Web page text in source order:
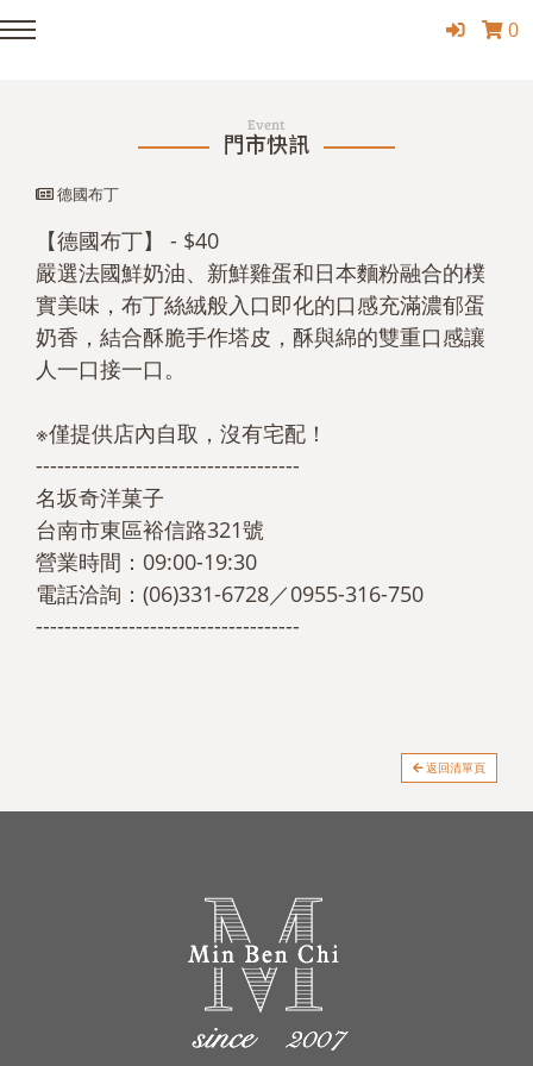
0
Event
門市快訊
德國布丁
【德國布丁】 - $40
嚴選法國鮮奶油、新鮮雞蛋和日本麵粉融合的樸
實美味，布丁絲絨般入口即化的口感充滿濃郁蛋
奶香，結合酥脆手作塔皮，酥與綿的雙重口感讓
人一口接一口。
※僅提供店內自取，沒有宅配！
-------------------------------------
名坂奇洋菓子
台南市東區裕信路321號
營業時間：09:00-19:30
電話洽詢：(06)331-6728／0955-316-750
-------------------------------------
返回清單頁